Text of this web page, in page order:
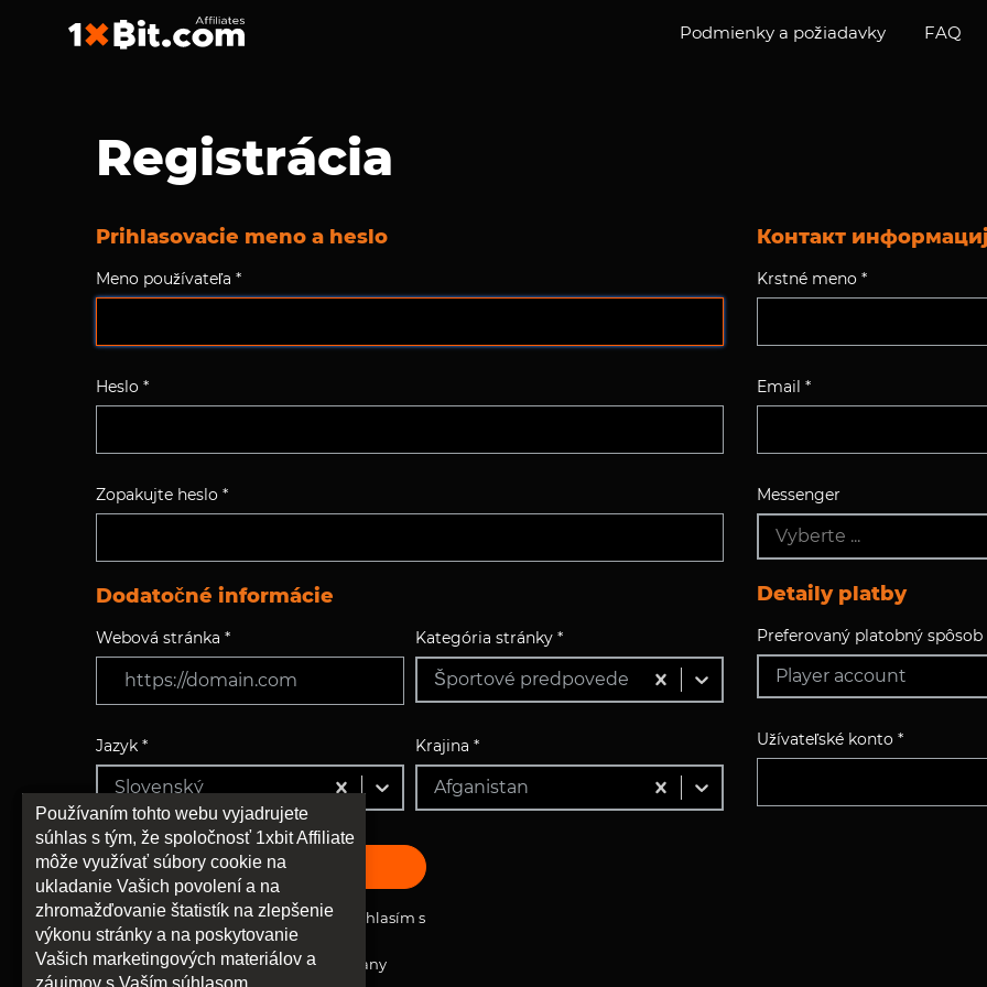
Podmienky a požiadavky FAQ
Registrácia
Prihlasovacie meno a heslo
Meno používateľa *
Heslo *
Zopakujte heslo *
Dodatočné informácie
Webová stránka * Kategória stránky *
Športové predpovede
Jazyk *
Slovenský
Krajina *
Afganistan
Контакт
Krstné meno *
Email *
Messenger
Vyberte ...
Detaily platby
Preferovaný platobný spôsob
Player account
Užívateľské konto *
REGISTROVAŤ
Prečítal(a) som si, rozumiem a súhlasím s
vyššie uvedenými Pravidlami a
Podmienkami a Zásadami Ochrany
Používaním tohto webu vyjadrujete
súhlas s tým, že spoločnosť 1xbit Affiliate
môže využívať súbory cookie na
ukladanie Vašich povolení a na
zhromažďovanie štatistík na zlepšenie
výkonu stránky a na poskytovanie
Vašich marketingových materiálov a
záujmov s Vaším súhlasom.